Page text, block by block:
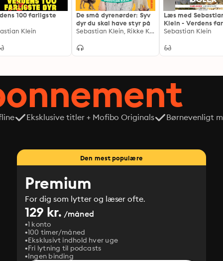
100 farligste
Klein
De små dyrenørder: Syv
dyr du skal have styr på
Sebastian Klein, Rikke Klein
Læs med
Klein - Verdens
fortidsøgler
Sebastian Klein
Eksklusive titler + Mofibo Originals Børnevenligt
Den mest populære
Premium
For dig som lytter og læser ofte.
129 kr. /måned
1 konto
100 timer/måned
Eksklusivt indhold hver uge
Fri lytning til podcasts
Ingen binding